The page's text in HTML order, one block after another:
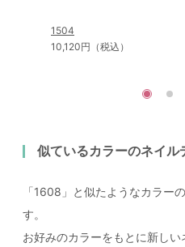
1504
10,120円（税込）
似ているカラーのネイル
「1608」と似たようなカラー
す。
お好みのカラーをもとに新しい